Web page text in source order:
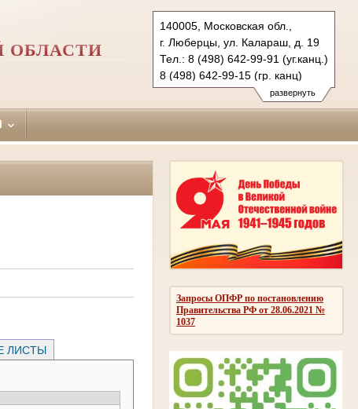
развернуть
140005, Московская обл.,
г. Люберцы, ул. Калараш, д. 19
Тел.: 8 (498) 642-99-91 (уг.канц.)
8 (498) 642-99-15 (гр. канц)
luberetzy.mo@sudrf.ru
ОБЛАСТИ
Запросы ОПФР по постановлению
Правительства РФ от 28.06.2021 №
1037
ЛИСТЫ